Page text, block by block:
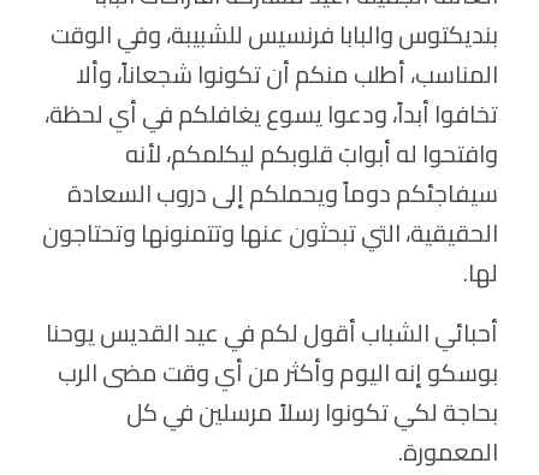
بنديكتوس والبابا فرنسيس للشبيبة، وفي الوقت
المناسب، أطلب منكم أن تكونوا شجعاناً، وألا
تخافوا أبداً، ودعوا يسوع يغافلكم في أي لحظة،
وافتحوا له أبوابَ قلوبكم ليكلمكم، لأنه
سيفاجئكم دوماً ويحملكم إلى دروب السعادة
الحقيقية، التي تبحثون عنها وتتمنونها وتحتاجون
لها.
أحبائي الشباب أقول لكم في عيد القديس يوحنا
بوسكو إنه اليوم وأكثر من أي وقت مضى الرب
بحاجة لكي تكونوا رسلاً مرسلين في كل
المعمورة.